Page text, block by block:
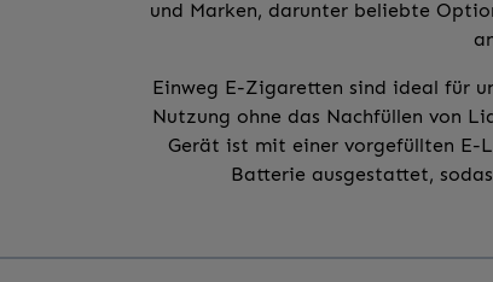
und Marken, darunter beliebte
Einweg E-Zigaretten sind ideal für
Nutzung ohne das Nachfüllen von
Gerät ist mit einer vorgefüllten E-
Batterie ausgestattet,